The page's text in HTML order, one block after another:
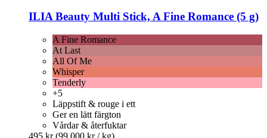
ILIA Beauty Multi Stick, A Fine Romance (5 g)
A Fine Romance
At Last
All Of Me
Whisper
Tenderly
+5
Läppstift & rouge i ett
Ger en lätt färgton
Vårdar & återfuktar
495 kr (99 000 kr / kg)